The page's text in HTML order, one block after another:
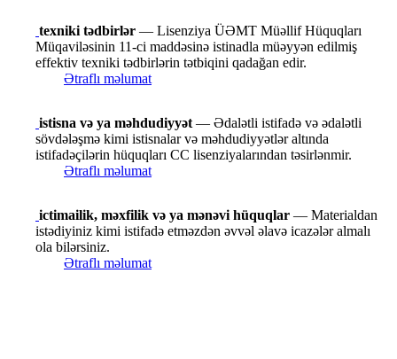
texniki tədbirlər — Lisenziya ÜƏMT Müəllif Hüquqları
Müqaviləsinin 11-ci maddəsinə istinadla müəyyən edilmiş
effektiv texniki tədbirlərin tətbiqini qadağan edir.
Ətraflı məlumat
istisna və ya məhdudiyyət — Ədalətli istifadə və ədalətli
sövdələşmə kimi istisnalar və məhdudiyyətlər altında
istifadəçilərin hüquqları CC lisenziyalarından təsirlənmir.
Ətraflı məlumat
ictimailik, məxfilik və ya mənəvi hüquqlar — Materialdan
istədiyiniz kimi istifadə etməzdən əvvəl əlavə icazələr almalı
ola bilərsiniz.
Ətraflı məlumat